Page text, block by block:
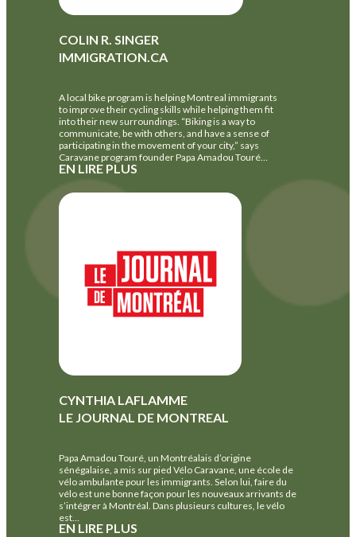
COLIN R. SINGER
IMMIGRATION.CA
A local bike program is helping Montreal immigrants
to improve their cycling skills while helping them fit
into their new surroundings. “Biking is a way to
communicate, be with others, and have a sense of
participating in the movement of your city,” says
Caravane program founder Papa Amadou Touré…
EN LIRE PLUS
CYNTHIA LAFLAMME
LE JOURNAL DE MONTREAL
Papa Amadou Touré, un Montréalais d’origine
sénégalaise, a mis sur pied Vélo Caravane, une école de
vélo ambulante pour les immigrants. Selon lui, faire du
vélo est une bonne façon pour les nouveaux arrivants de
s’intégrer à Montréal. Dans plusieurs cultures, le vélo
est…
EN LIRE PLUS